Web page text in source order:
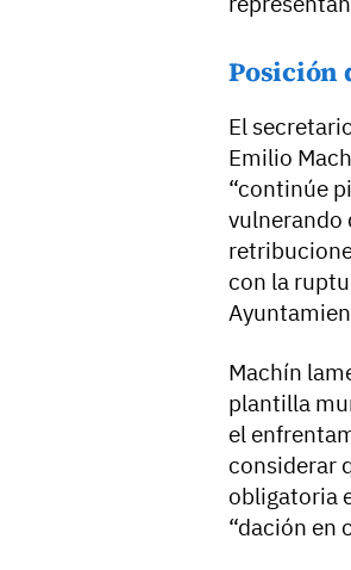
Posición
El
Emilio
“continúe
vulnerando
con la
Machín
plantilla
el
considerar
obligatoria
“dación en